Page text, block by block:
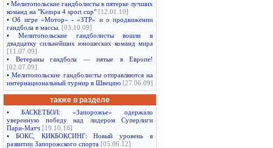
• Мелитопольские гандболисты в пятерке лучших
команд на "Kempa 4 sport cup" [12.01.10]
•Об игре «Мотор» - «ЗТР» и о продвижении
гандбола в массы.
[03.10.09]
• Мелитопольские гандболисты вошли в
двадцатку сильнейших юношеских команд мира
[11.07.09]
• Ветераны гандбола — пятые в Европе!
[02.07.09]
•Мелитопольские гандболисты отправляются на
интернациональный турнир в Швецию [27.06.09]
также в разделе
• БАСКЕТБОЛ: «Запорожье» одержало
уверенную победу над лидером Суперлиги
Пари-Матч [19.10.18]
• БОКС, КИКБОКСИНГ: Новый уровень в
развитии Запорожского спорта [05.06.12]